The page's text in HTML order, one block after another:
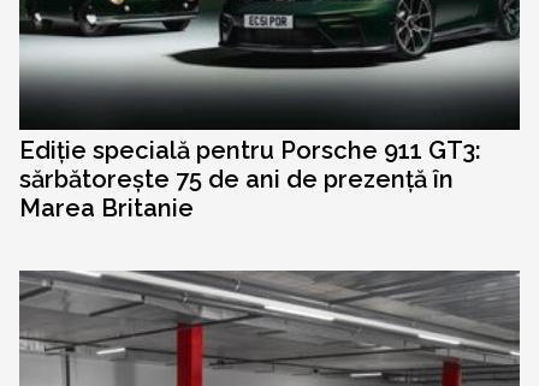
Ediție specială pentru Porsche 911 GT3:
sărbătorește 75 de ani de prezență în
Marea Britanie